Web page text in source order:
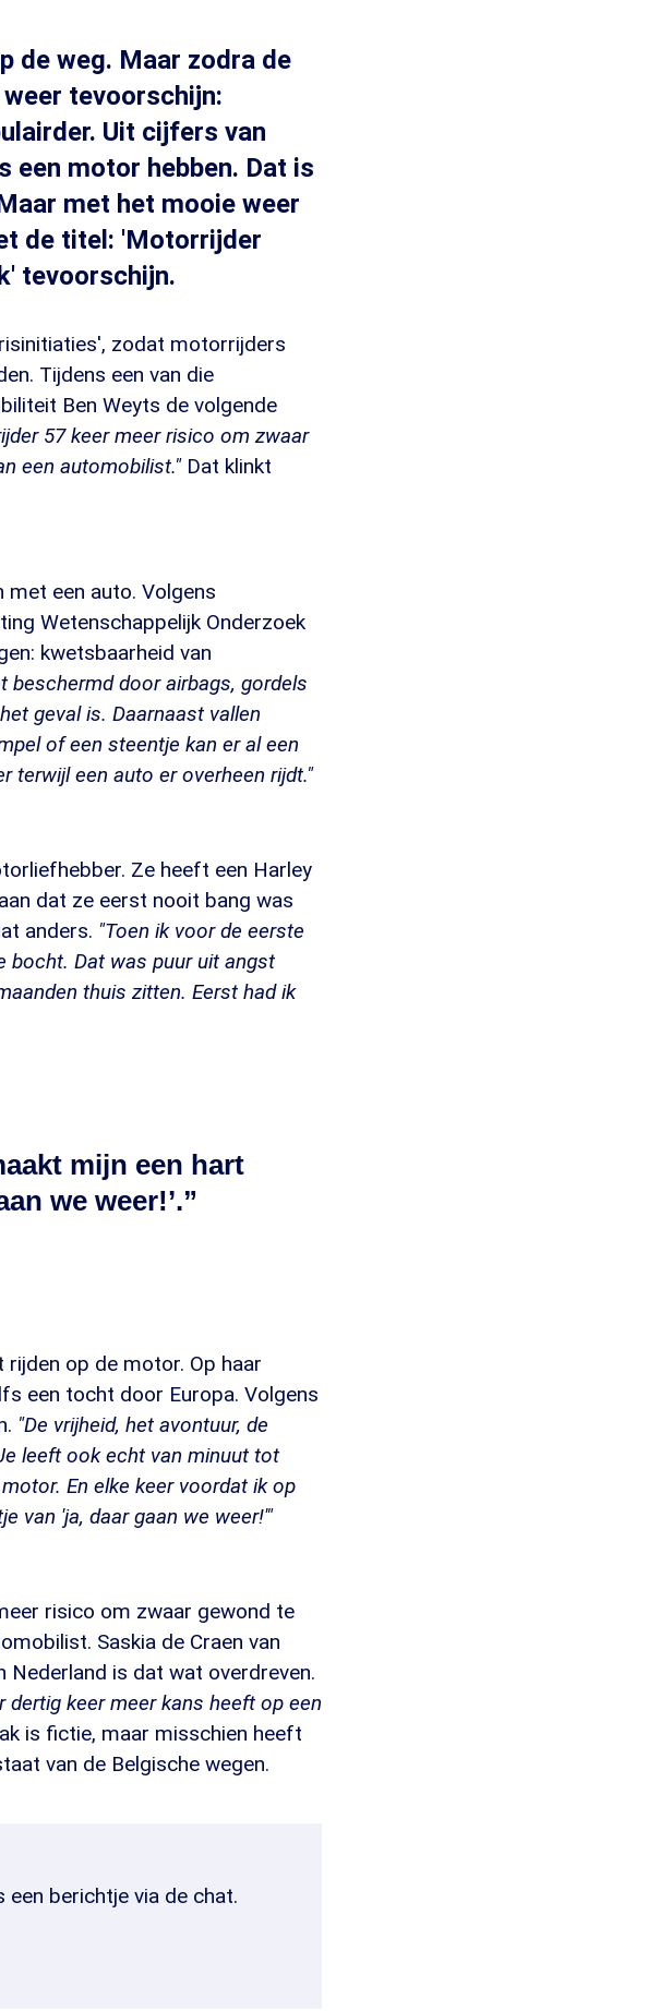
de weg. Maar zodra de
tevoorschijn:
Uit cijfers van
een motor hebben. Dat is
met het mooie weer
de titel: 'Motorrijder
tevoorschijn.
zodat motorrijders
Tijdens een van die
Ben Weyts de volgende
57 keer meer risico om zwaar
een automobilist."Dat klinkt
een auto. Volgens
Wetenschappelijk Onderzoek
kwetsbaarheid van
beschermd door airbags, gordels
geval is. Daarnaast vallen
of een steentje kan er al een
terwijl een auto er overheen rijdt."
Ze heeft een Harley
dat ze eerst nooit bang was
anders. "Toen ik voor de eerste
bocht. Dat was puur uit angst
thuis zitten. Eerst had ik
mijn een hart
we weer!’.”
op de motor. Op haar
een tocht door Europa. Volgens
"De vrijheid, het avontuur, de
leeft ook echt van minuut tot
En elke keer voordat ik op
van 'ja, daar gaan we weer!'"
risico om zwaar gewond te
Saskia de Craen van
Nederland is dat wat overdreven.
dertig keer meer kans heeft op een
is fictie, maar misschien heeft
van de Belgische wegen.
een berichtje via de chat.